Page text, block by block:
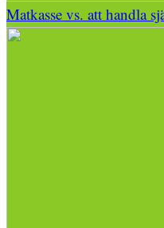
Matkasse vs. att handla